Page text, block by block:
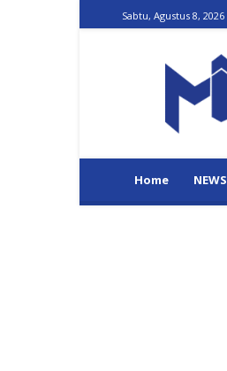
Sabtu, Agustus 8, 2026
Home NEWS